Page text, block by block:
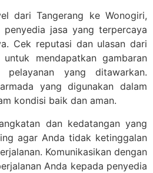
dari Tangerang ke Wonogiri,
jasa yang terpercaya
Cek reputasi dan ulasan dari
untuk mendapatkan gambaran
yang ditawarkan.
yang digunakan dalam
kondisi baik dan aman.
dan kedatangan yang
agar Anda tidak ketinggalan
Komunikasikan dengan
Anda kepada penyedia